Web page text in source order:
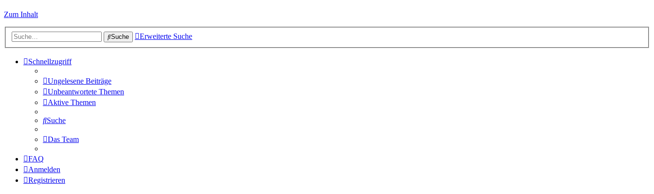
Zum Inhalt
Suche Erweiterte Suche
Schnellzugriff
Ungelesene Beiträge
Unbeantwortete Themen
Aktive Themen
Suche
Das Team
FAQ
Anmelden
Registrieren